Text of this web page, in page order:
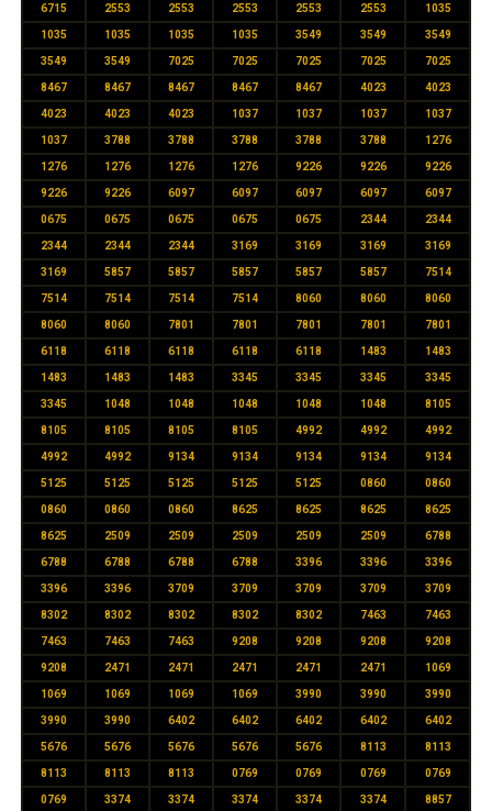
6715 2553 2553 2553 2553 2553 1035
1035 1035 1035 1035 3549 3549 3549
3549 3549 7025 7025 7025 7025 7025
8467 8467 8467 8467 8467 4023 4023
4023 4023 4023 1037 1037 1037 1037
1037 3788 3788 3788 3788 3788 1276
1276 1276 1276 1276 9226 9226 9226
9226 9226 6097 6097 6097 6097 6097
0675 0675 0675 0675 0675 2344 2344
2344 2344 2344 3169 3169 3169 3169
3169 5857 5857 5857 5857 5857 7514
7514 7514 7514 7514 8060 8060 8060
8060 8060 7801 7801 7801 7801 7801
6118 6118 6118 6118 6118 1483 1483
1483 1483 1483 3345 3345 3345 3345
3345 1048 1048 1048 1048 1048 8105
8105 8105 8105 8105 4992 4992 4992
4992 4992 9134 9134 9134 9134 9134
5125 5125 5125 5125 5125 0860 0860
0860 0860 0860 8625 8625 8625 8625
8625 2509 2509 2509 2509 2509 6788
6788 6788 6788 6788 3396 3396 3396
3396 3396 3709 3709 3709 3709 3709
8302 8302 8302 8302 8302 7463 7463
7463 7463 7463 9208 9208 9208 9208
9208 2471 2471 2471 2471 2471 1069
1069 1069 1069 1069 3990 3990 3990
3990 3990 6402 6402 6402 6402 6402
5676 5676 5676 5676 5676 8113 8113
8113 8113 8113 0769 0769 0769 0769
0769 3374 3374 3374 3374 3374 8857